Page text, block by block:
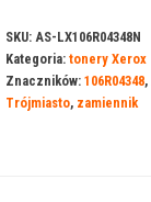
do
Xerox
B205N
SKU: AS-LX106R04348N
Kategoria: tonery Xerox
Znaczników: 106R04348,
Trójmiasto, zamiennik